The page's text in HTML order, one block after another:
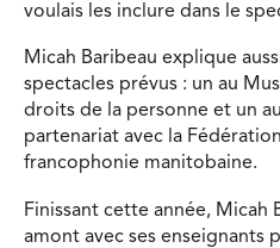
voulais les inclure dans le
Micah Baribeau explique
spectacles prévus : un au
droits de la personne et un
partenariat avec la
francophonie manitobaine.
Finissant cette année, Micah
amont avec ses enseignants